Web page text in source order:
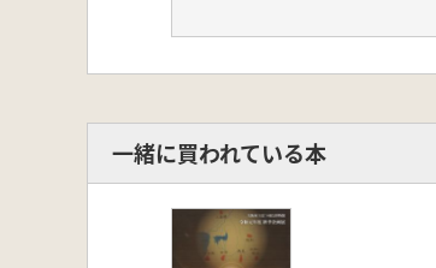
一緒に買われている本